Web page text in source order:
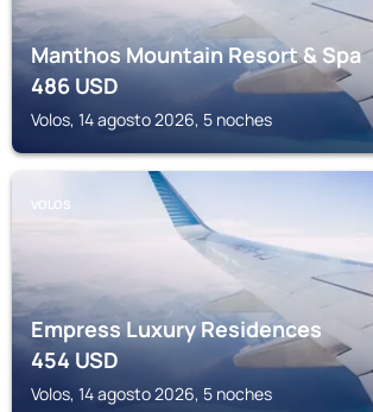
Manthos Mountain Resort & Spa
486USD
Volos, 14 agosto 2026, 5 noches
VOLOS
Empress Luxury Residences
454USD
Volos, 14 agosto 2026, 5 noches